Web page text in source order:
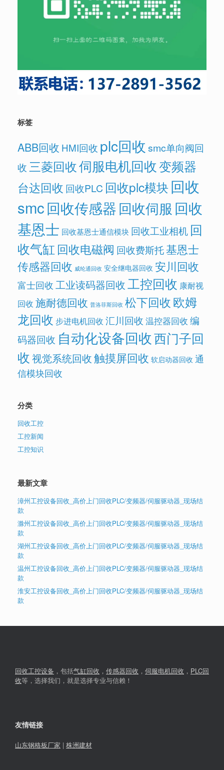
标签
ABB回收 HMI回收 plc回收 smc单向阀回
收 三菱回收伺服电机回收变频器
台达回收 回收PLC 回收plc模块 回收
smc回收传感器回收伺服 回收
基恩士 回收基恩士通信模块 回收工业相机 回
收气缸 回收电磁阀 回收费斯托基恩士
传感器回收 威纶通回收 安全继电器回收 安川回收
富士回收 工业读码器回收工控回收 康耐视
回收 施耐德回收 普洛菲斯回收 松下回收欧姆
龙回收 步进电机回收 汇川回收 温控器回收 编
码器回收 自动化设备回收西门子回
收视觉系统回收触摸屏回收 软启动器回收 通
信模块回收
分类
回收工控
工控新闻
工控知识
最新文章
漳州工控设备回收_高价上门回收PLC/变频器/伺服驱动器_现场结
款
滁州工控设备回收_高价上门回收PLC/变频器/伺服驱动器_现场结
款
湖州工控设备回收_高价上门回收PLC/变频器/伺服驱动器_现场结
款
温州工控设备回收_高价上门回收PLC/变频器/伺服驱动器_现场结
款
淮安工控设备回收_高价上门回收PLC/变频器/伺服驱动器_现场结
款
回收工控设备 ，包括气缸回收 ， 传感器回收 ， 伺服电机回收 ， PLC回
收等，选择我们，就是选择专业与信赖！
友情链接
山东钢格板厂家 | 株洲建材